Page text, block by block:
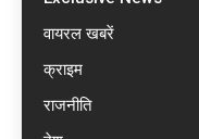
वायरल खबरें
क्राइम
राजनीति